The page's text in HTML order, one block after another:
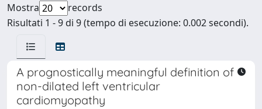
Mostra
records
Risultati 1 - 9 di 9 (tempo di esecuzione: 0.002 secondi).
A prognostically meaningful definition of
non-dilated left ventricular
cardiomyopathy